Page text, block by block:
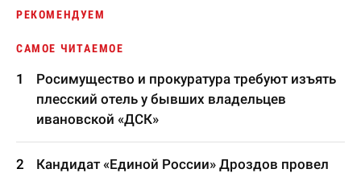
РЕКОМЕНДУЕМ
САМОЕ ЧИТАЕМОЕ
Росимущество и прокуратура требуют изъять
плесский отель у бывших владельцев
ивановской «ДСК»
Кандидат «Единой России» Дроздов провел